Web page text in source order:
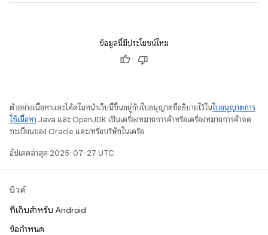
ข้อมูลนี้มีประโยชน์ไหม
ตัวอย่างเนื้อหาและโค้ดในหน้าเว็บนี้ขึ้นอยู่กับใบอนุญาตที่อธิบายไว้ในใบอนุญาตการ
ใช้เนื้อหา Java และ OpenJDK เป็นเครื่องหมายการค้าหรือเครื่องหมายการค้าจด
ทะเบียนของ Oracle และ/หรือบริษัทในเครือ
อัปเดตล่าสุด 2025-07-27 UTC
บิวด์
ที่เก็บสำหรับ Android
ข้อกำหนด